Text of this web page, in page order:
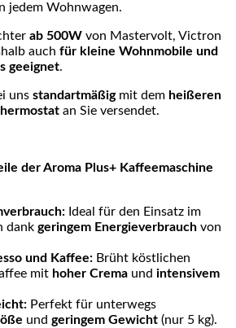
jedem Wohnwagen.
ab 500W von Mastervolt, Victron
auch für kleine Wohnmobile und
geeignet.
uns standartmäßigmit dem heißeren
an Sie versendet.
der Aroma Plus+ Kaffeemaschine
Ideal für den Einsatz im
dank geringem Energieverbrauch von
und Kaffee: Brüht köstlichen
mit hoher Crema und intensivem
Perfekt für unterwegs
und geringem Gewicht (nur 5 kg).